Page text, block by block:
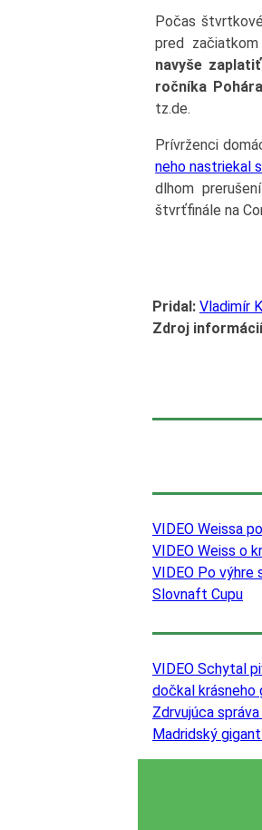
Počas
pred
navyše
ročníka
tz.de.
Prívrženci
neho nastriekal
dlhom
štvrťfinále na
Pridal: Vladimír
Zdroj
VIDEO Weissa
VIDEO Weiss o
VIDEO Po
Slovnaft Cupu
VIDEO Schytal
dočkal krásneho
Zdrvujúca
Madridský